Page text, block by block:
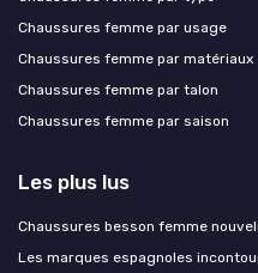
Chaussures femme par usage
Chaussures femme par matériaux
Chaussures femme par talon
Chaussures femme par saison
Les plus lus
Chaussures besson femme
Les marques espagnoles